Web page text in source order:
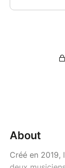
About
Créé en 2019,